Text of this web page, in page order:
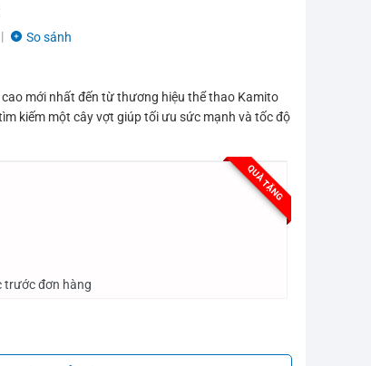
So sánh
mới nhất đến từ thương hiệu thể thao Kamito
kiếm một cây vợt giúp tối ưu sức mạnh và tốc độ
QUÀ TẶNG
trước đơn hàng